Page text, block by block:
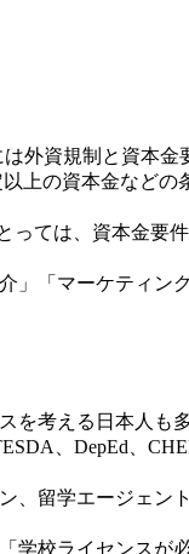
外資規制と資本金
上の資本金などの
ては、資本金要
」「マーケティン
を考える日本人も多
、DepEd、
、留学エージェン
学校ライセンスが